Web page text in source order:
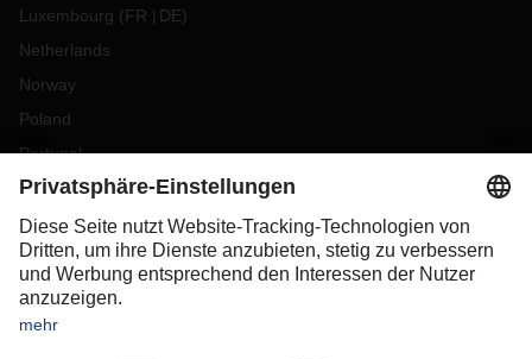
Luxembourg (FR DE)
Netherlands
Norway
Poland
Portugal
Romania
Slovakia
Spain
Sweden
Switzerland